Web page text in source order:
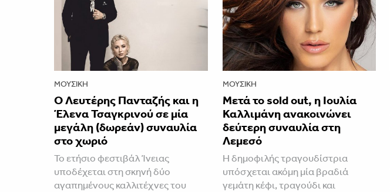
ΜΟΥΣΙΚΉ
Ο Λευτέρης Πανταζής και η
Έλενα Τσαγκρινού σε μία
μεγάλη (δωρεάν) συναυλία
στο χωριό
Το ετήσιο φεστιβάλ Ίνειας
υποδέχεται στη σκηνή δύο
αγαπημένους καλλιτέχνες του
ΜΟΥΣΙΚΉ
Μετά το sold out, η Ιουλία
Καλλιμάνη ανακοινώνει
δεύτερη συναυλία στη
Λεμεσό
H δημοφιλής τραγουδίστρια
υπόσχεται ακόμη μία βραδιά
γεμάτη κέφι, τραγούδι και